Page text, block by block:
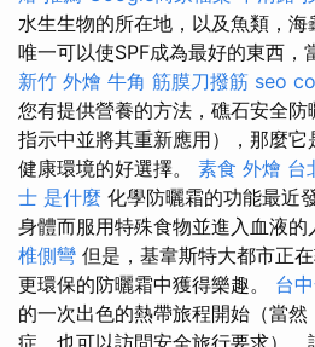
水生生物的所在地，以及魚類，海
唯一可以使SPF成為最好的東西，
新竹 外燴 牛角 筋膜刀撥筋 seo
您有提供營養的方法，礁石安全
指示中並將其重新應用），那麼
健康環境的好選擇。 素食 外燴 台
士 是什麼 化學防曬霜的功能最近
身體而服用特殊食物並進入血液的
椎側彎 但是，基韋斯特大都市正
更環保的防曬霜中獲得樂趣。 台
的一次出色的熱帶旅程開始（當
症，也可以訪問安全旅行要求）